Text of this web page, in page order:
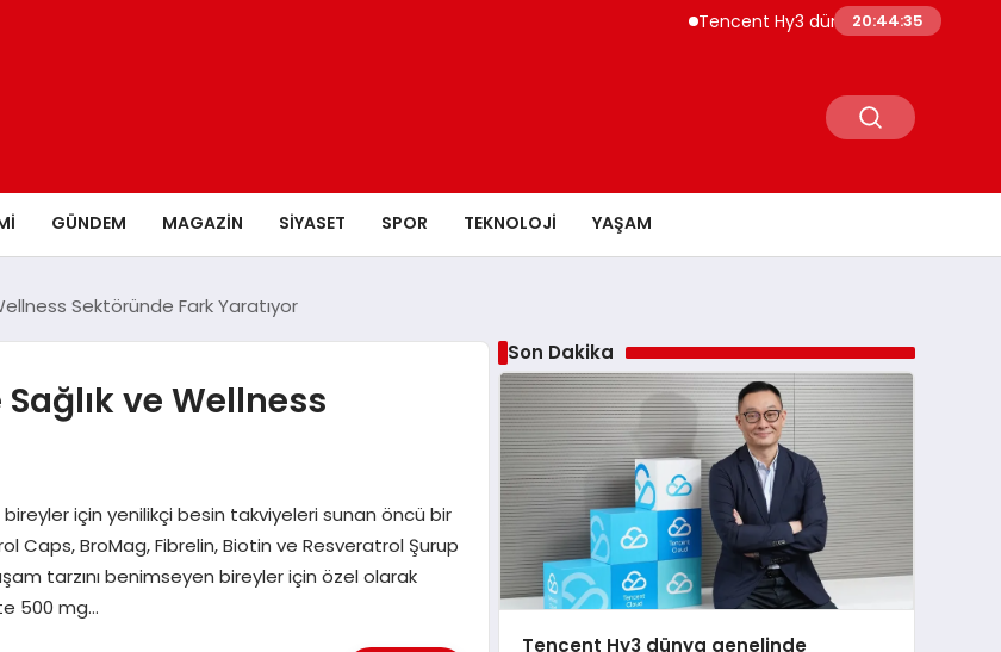
Tencent Hy3 dünya genelinde kullanıma
20:44:36
GÜNDEM MAGAZIN SIYASET SPOR TEKNOLOJI YAŞAM
Sektöründe Fark Yaratıyor
ve Wellness
bireyler için yenilikçi besin takviyeleri sunan öncü bir
Caps, BroMag, Fibrelin, Biotin ve Resveratrol Şurup
tarzını benimseyen bireyler için özel olarak
500 mg…
Son Dakika
Tencent Hy3 dünya genelinde